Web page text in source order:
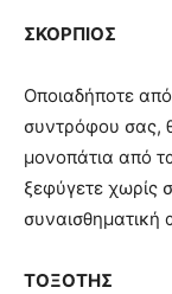
ΣΚΟΡΠΙΟΣ
Οποιαδήποτε
συντρόφου σας,
μονοπάτια από
ξεφύγετε χωρίς
συναισθηματική
ΤΟΞΟΤΗΣ